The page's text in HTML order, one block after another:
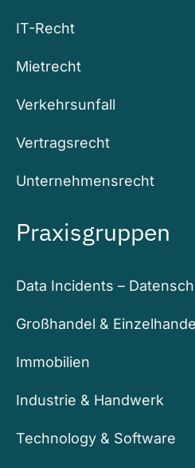
IT-Recht
Mietrecht
Verkehrsunfall
Vertragsrecht
Unternehmensrecht
Praxisgruppen
Data Incidents –
Großhandel &
Immobilien
Industrie & Handwerk
Technology & Software